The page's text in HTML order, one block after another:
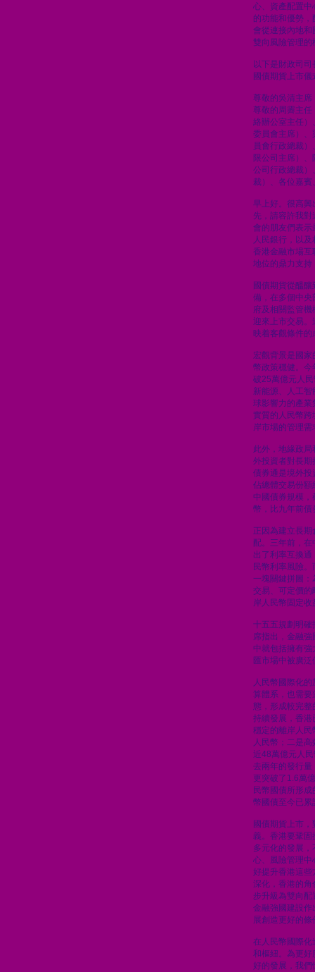
心、資產配置中
的功能和優勢
會從連接內地和
雙向風險管理的
以下是財政司
國債期貨上市
尊敬的吳清主席
尊敬的周霽主任
絡辦公室主任）
委員會主席）、
員會行政總裁
限公司主席）
公司行政總裁）
裁）、各位嘉賓
早上好。很高興
先，請容許我
會的朋友們表示
人民銀行，以
香港金融市場互
地位的鼎力支持
國債期貨從醞
備，在多個中央
府及相關監管
迎來上市交易。
映着客觀條件的
宏觀背景是國
幣政策穩健。今
破25萬億元人
新能源、人工
球影響力的產業
實質的人民幣跨
岸市場的管理需
此外，地緣政
外投資者對長期
債券通是境外投
佔總體交易份額
中國債券規模
幣，比九年前債
正因為建立長
配。三年前，
出了利率互換
民幣利率風險
一塊關鍵拼圖：
交易、可定價的
岸人民幣固定
十五五規劃明確
席指出，金融
中就包括擁有強
匯市場中被廣
人民幣國際化
算體系，也需要
態，形成較完整
持續發展，香港
穩定的離岸人
人民幣；二是
近48萬億元人
去兩年的發行
更突破了1.6萬
民幣國債所形
幣國債至今已
國債期貨上市
義。香港要鞏固
多元化的發展
心、風險管理中
好提升香港這些
深化，香港的角
步升級為雙向配
金融強國建設作
展創造更好的條
在人民幣國際化
和樞紐。為更好
好的發展，我們